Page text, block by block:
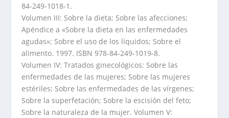
84-249-1018-1.
Volumen III: Sobre la dieta; Sobre las afecciones;
Apéndice a «Sobre la dieta en las enfermedades
agudas»; Sobre el uso de los líquidos; Sobre el
alimento. 1997. ISBN 978-84-249-1019-8.
Volumen IV: Tratados ginecológicos: Sobre las
enfermedades de las mujeres; Sobre las mujeres
estériles; Sobre las enfermedades de las vírgenes;
Sobre la superfetación; Sobre la escisión del feto;
Sobre la naturaleza de la mujer. Volumen V: